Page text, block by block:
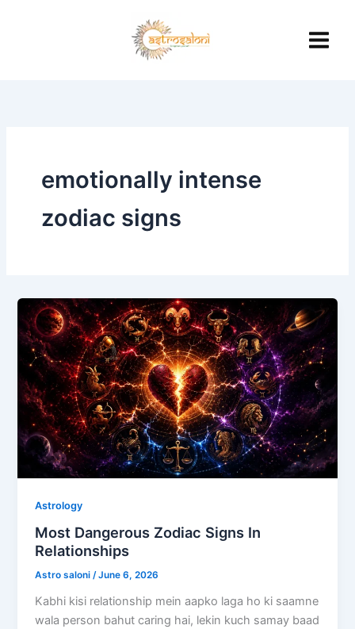
emotionally intense
zodiac signs
Astrology
Most Dangerous Zodiac Signs In
Relationships
Astro saloni/June 6, 2026
Kabhi kisi relationship mein aapko laga ho ki saamne
wala person bahut caring hai, lekin kuch samay baad